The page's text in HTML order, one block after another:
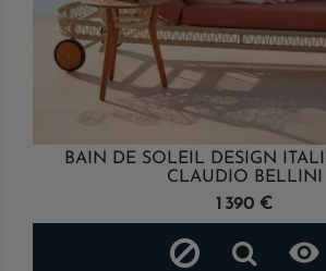
BAIN DE SOLEIL DESIGN
CLAUDIO BELLINI
Prix
1 390 €
